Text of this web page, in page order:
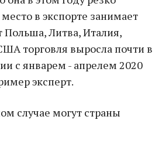
в экспорте занимает
Польша, Литва, Италия,
торговля выросла почти в
с январем - апрелем 2020
эксперт.
случае могут страны